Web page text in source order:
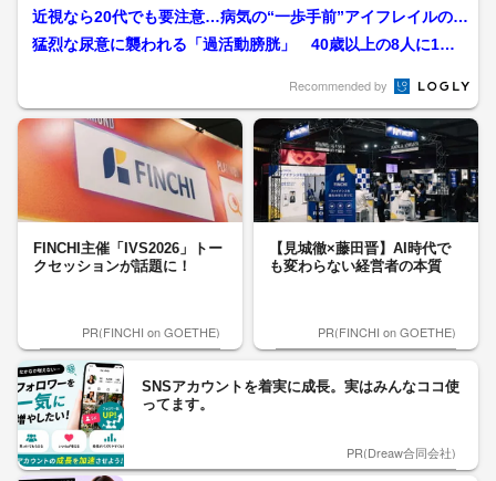
ク “老後の見え方”を守る...
近視なら20代でも要注意…病気の“一歩手前”アイフレイルの症
状とは 目が良くても...
猛烈な尿意に襲われる「過活動膀胱」 40歳以上の8人に1
Recommended by
FINCHI主催「IVS2026」トー
クセッションが話題に！
PR(FINCHI on GOETHE)
【見城徹×藤田晋】AI時代で
も変わらない経営者の本質
PR(FINCHI on GOETHE)
SNSアカウントを着実に成長。実はみんなココ使
ってます。
PR(Dreaw合同会社)